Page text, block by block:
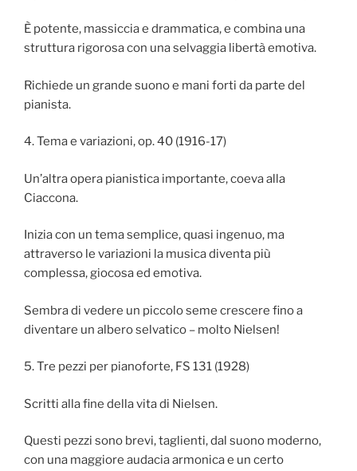
È potente, massiccia e drammatica, e combina una
struttura rigorosa con una selvaggia libertà emotiva.
Richiede un grande suono e mani forti da parte del
pianista.
4. Tema e variazioni, op. 40 (1916-17)
Un’altra opera pianistica importante, coeva alla
Ciaccona.
Inizia con un tema semplice, quasi ingenuo, ma
attraverso le variazioni la musica diventa più
complessa, giocosa ed emotiva.
Sembra di vedere un piccolo seme crescere fino a
diventare un albero selvatico – molto Nielsen!
5. Tre pezzi per pianoforte, FS 131 (1928)
Scritti alla fine della vita di Nielsen.
Questi pezzi sono brevi, taglienti, dal suono moderno,
con una maggiore audacia armonica e un certo